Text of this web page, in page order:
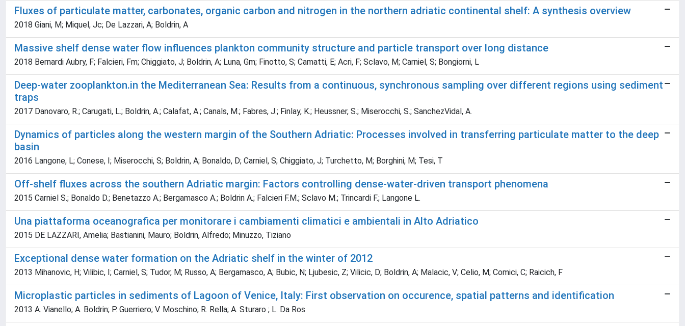
Fluxes of particulate matter, carbonates, organic carbon and nitrogen in the northern adriatic continental shelf: A synthesis overview
2018 Giani, M; Miquel, Jc; De Lazzari, A; Boldrin, A
Massive shelf dense water flow influences plankton community structure and particle transport over long distance
2018 Bernardi Aubry, F; Falcieri, Fm; Chiggiato, J; Boldrin, A; Luna, Gm; Finotto, S; Camatti, E; Acri, F; Sclavo, M; Carniel, S; Bongiorni, L
Deep-water zooplankton.in the Mediterranean Sea: Results from a continuous, synchronous sampling over different regions using sediment
traps
2017 Danovaro, R.; Carugati, L.; Boldrin, A.; Calafat, A.; Canals, M.; Fabres, J.; Finlay, K.; Heussner, S.; Miserocchi, S.; SanchezVidal, A.
Dynamics of particles along the western margin of the Southern Adriatic: Processes involved in transferring particulate matter to the deep
basin
2016 Langone, L; Conese, I; Miserocchi, S; Boldrin, A; Bonaldo, D; Carniel, S; Chiggiato, J; Turchetto, M; Borghini, M; Tesi, T
Off-shelf fluxes across the southern Adriatic margin: Factors controlling dense-water-driven transport phenomena
2015 Carniel S.; Bonaldo D.; Benetazzo A.; Bergamasco A.; Boldrin A.; Falcieri F.M.; Sclavo M.; Trincardi F.; Langone L.
Una piattaforma oceanografica per monitorare i cambiamenti climatici e ambientali in Alto Adriatico
2015 DE LAZZARI, Amelia; Bastianini, Mauro; Boldrin, Alfredo; Minuzzo, Tiziano
Exceptional dense water formation on the Adriatic shelf in the winter of 2012
2013 Mihanovic, H; Vilibic, I; Carniel, S; Tudor, M; Russo, A; Bergamasco, A; Bubic, N; Ljubesic, Z; Vilicic, D; Boldrin, A; Malacic, V; Celio, M; Comici, C; Raicich, F
Microplastic particles in sediments of Lagoon of Venice, Italy: First observation on occurence, spatial patterns and identification
2013 A. Vianello; A. Boldrin; P. Guerriero; V. Moschino; R. Rella; A. Sturaro ; L. Da Ros